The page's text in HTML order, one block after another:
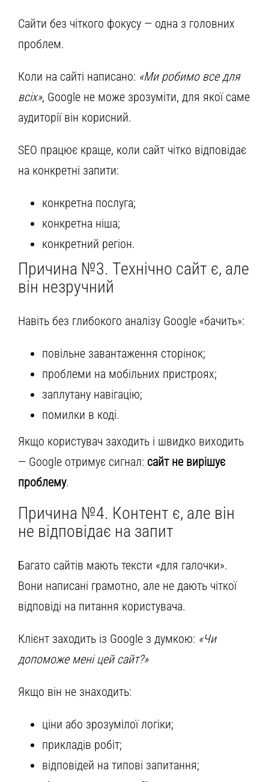
Сайти без чіткого фокусу — одна з головних
проблем.
Коли на сайті написано: «Ми робимо все для
всіх», Google не може зрозуміти, для якої саме
аудиторії він корисний.
SEO працює краще, коли сайт чітко відповідає
на конкретні запити:
конкретна послуга;
конкретна ніша;
конкретний регіон.
Причина №3. Технічно сайт є, але
він незручний
Навіть без глибокого аналізу Google «бачить»:
повільне завантаження сторінок;
проблеми на мобільних пристроях;
заплутану навігацію;
помилки в коді.
Якщо користувач заходить і швидко виходить
— Google отримує сигнал: сайт не вирішує
проблему.
Причина №4. Контент є, але він
не відповідає на запит
Багато сайтів мають тексти «для галочки».
Вони написані грамотно, але не дають чіткої
відповіді на питання користувача.
Клієнт заходить із Google з думкою: «Чи
допоможе мені цей сайт?»
Якщо він не знаходить:
ціни або зрозумілої логіки;
прикладів робіт;
відповідей на типові запитання;